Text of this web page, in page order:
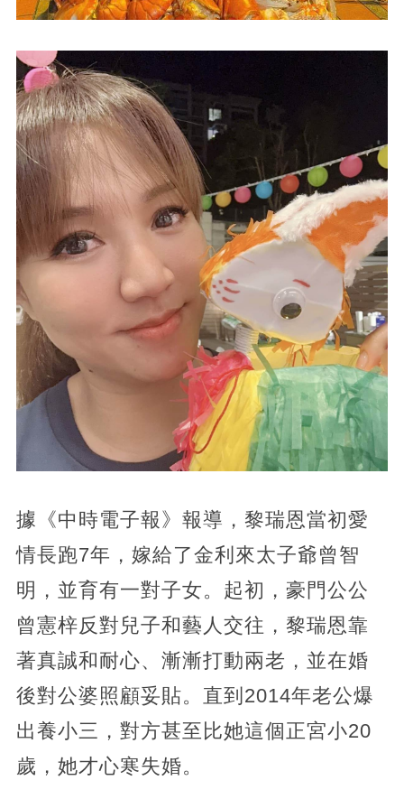
據《中時電子報》報導，黎瑞恩當初愛
情長跑7年，嫁給了金利來太子爺曾智
明，並育有一對子女。起初，豪門公公
曾憲梓反對兒子和藝人交往，黎瑞恩靠
著真誠和耐心、漸漸打動兩老，並在婚
後對公婆照顧妥貼。直到2014年老公爆
出養小三，對方甚至比她這個正宮小20
歲，她才心寒失婚。